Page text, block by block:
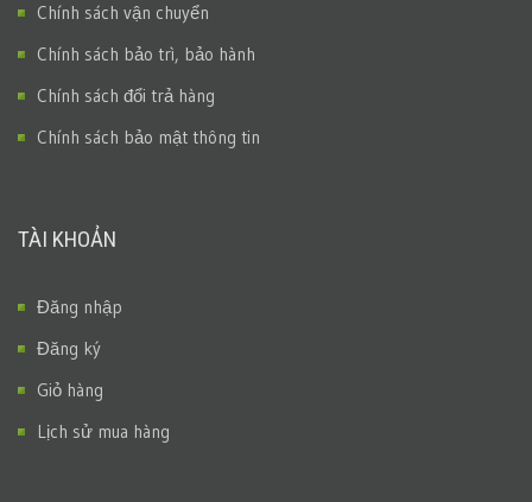
Chính sách vận chuyển
Chính sách bảo trì, bảo hành
Chính sách đổi trả hàng
Chính sách bảo mật thông tin
TÀI KHOẢN
Đăng nhập
Đăng ký
Giỏ hàng
Lịch sử mua hàng